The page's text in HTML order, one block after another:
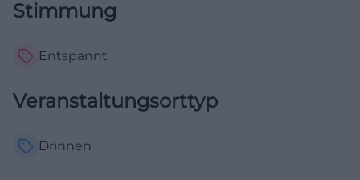
Stimmung
Entspannt
Veranstaltungsorttyp
Drinnen